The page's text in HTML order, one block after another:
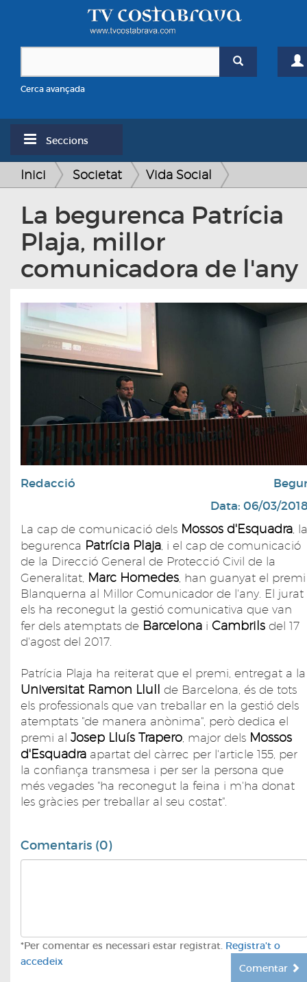
Cerca avançada
Seccions
Inici Societat Vida Social
La begurenca Patrícia
Plaja, millor
comunicadora de l'any
Redacció
Data: 06/03/
La cap de comunicació dels Mossos d'Esquadra , la
begurenca Patrícia Plaja , i el cap de comunicació
de la Direcció General de Protecció Civil de la
Generalitat, Marc Homedes , han guanyat el premi
Blanquerna al Millor Comunicador de l'any. El jurat
els ha reconegut la gestió comunicativa que van
fer dels atemptats de Barcelona i Cambrils del 17
d'agost del 2017.
Patrícia Plaja ha reiterat que el premi, entregat a la
Universitat Ramon Llull de Barcelona, és de tots
els professionals que van treballar en la gestió dels
atemptats "de manera anònima", però dedica el
premi al Josep Lluís Trapero , major dels Mossos
d'Esquadra apartat del càrrec per l'article 155, per
la confiança transmesa i per ser la persona que
més vegades "ha reconegut la feina i m'ha donat
les gràcies per treballar al seu costat".
Comentaris (0)
*Per comentar es necessari estar registrat. Registra't o
accedeix
Comentar